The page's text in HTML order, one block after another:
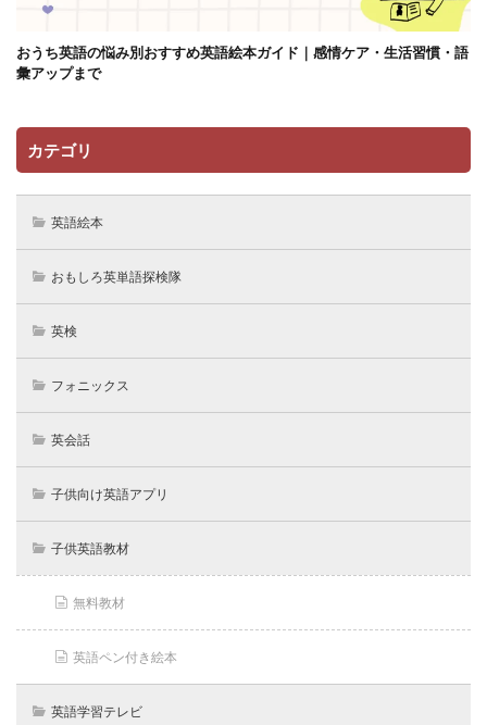
おうち英語の悩み別おすすめ英語絵本ガイド｜感情ケア・生活習慣・語
彙アップまで
カテゴリ
英語絵本
おもしろ英単語探検隊
英検
フォニックス
英会話
子供向け英語アプリ
子供英語教材
無料教材
英語ペン付き絵本
英語学習テレビ